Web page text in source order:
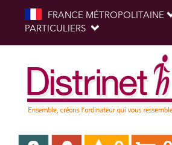
FRANCE MÉTROPOLITAINE
PARTICULIERS